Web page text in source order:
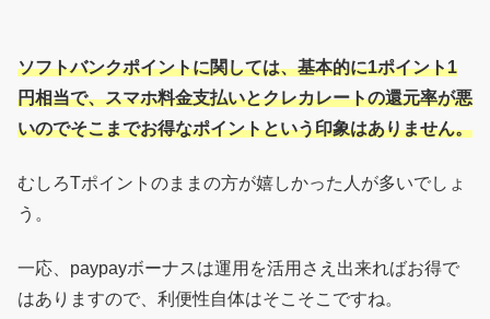
ソフトバンクポイントに関しては、基本的に1ポイント1
円相当で、スマホ料金支払いとクレカレートの還元率が悪
いのでそこまでお得なポイントという印象はありません。
むしろTポイントのままの方が嬉しかった人が多いでしょ
う。
一応、paypayボーナスは運用を活用さえ出来ればお得で
はありますので、利便性自体はそこそこですね。